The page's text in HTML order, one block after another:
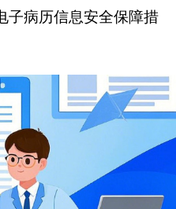
子病历信息安全保障措